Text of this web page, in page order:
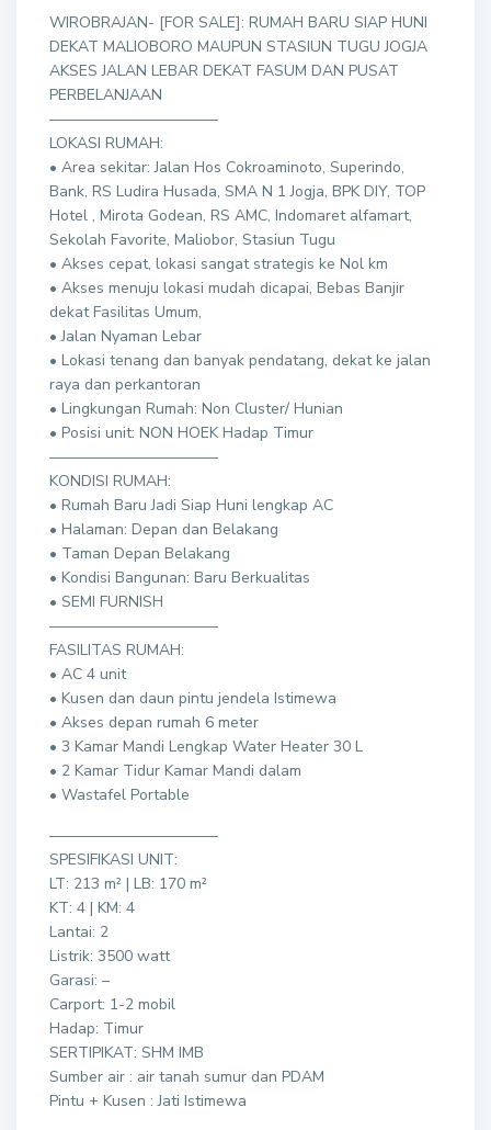
WIROBRAJAN- [FOR SALE]: RUMAH BARU SIAP HUNI
DEKAT MALIOBORO MAUPUN STASIUN TUGU JOGJA
AKSES JALAN LEBAR DEKAT FASUM DAN PUSAT
PERBELANJAAN
———————————
LOKASI RUMAH:
• Area sekitar: Jalan Hos Cokroaminoto, Superindo,
Bank, RS Ludira Husada, SMA N 1 Jogja, BPK DIY, TOP
Hotel , Mirota Godean, RS AMC, Indomaret alfamart,
Sekolah Favorite, Maliobor, Stasiun Tugu
• Akses cepat, lokasi sangat strategis ke Nol km
• Akses menuju lokasi mudah dicapai, Bebas Banjir
dekat Fasilitas Umum,
• Jalan Nyaman Lebar
• Lokasi tenang dan banyak pendatang, dekat ke jalan
raya dan perkantoran
• Lingkungan Rumah: Non Cluster/ Hunian
• Posisi unit: NON HOEK Hadap Timur
———————————
KONDISI RUMAH:
• Rumah Baru Jadi Siap Huni lengkap AC
• Halaman: Depan dan Belakang
• Taman Depan Belakang
• Kondisi Bangunan: Baru Berkualitas
• SEMI FURNISH
———————————
FASILITAS RUMAH:
• AC 4 unit
• Kusen dan daun pintu jendela Istimewa
• Akses depan rumah 6 meter
• 3 Kamar Mandi Lengkap Water Heater 30 L
• 2 Kamar Tidur Kamar Mandi dalam
• Wastafel Portable
———————————
SPESIFIKASI UNIT:
LT: 213 m² | LB: 170 m²
KT: 4 | KM: 4
Lantai: 2
Listrik: 3500 watt
Garasi: –
Carport: 1-2 mobil
Hadap: Timur
SERTIPIKAT: SHM IMB
Sumber air : air tanah sumur dan PDAM
Pintu + Kusen : Jati Istimewa